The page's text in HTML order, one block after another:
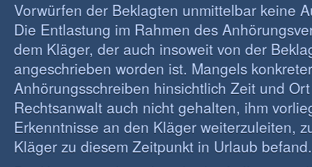
Vorwürfen der Beklagten unmittelbar keine
Die Entlastung im Rahmen des
dem Kläger, der auch insoweit von der
angeschrieben worden ist. Mangels
Anhörungsschreiben hinsichtlich Zeit und
Rechtsanwalt auch nicht gehalten, ihm
Erkenntnisse an den Kläger weiterzuleiten,
Kläger zu diesem Zeitpunkt in Urlaub befand.